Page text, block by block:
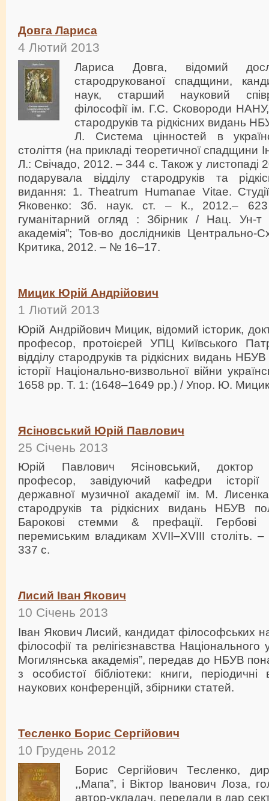
Довга Лариса
4 Лютий 2013
Лариса Довга, відомий
стародрукованої спадщини,
наук, старший науковий
філософії ім. Г.С. Сковороди
стародруків та рідкісних видань
Л. Система цінностей в
століття (на прикладі теоретичної спадщини
Л.: Свічадо, 2012. – 344 с. Також у листопаді
подарувала відділу стародруків та
видання: 1. Theatrum Humanae Vitae.
Яковенко: Зб. наук. ст. – К., 2012.– 623
гуманітарний огляд : Збірник / Нац. Ун-т
академія”; Тов-во дослідників Центрально-
Критика, 2012. – № 16–17.
Мицик Юрій Андрійович
1 Лютий 2013
Юрій Андрійович Мицик, відомий історик,
професор, протоієрей УПЦ Київського
відділу стародруків та рідкісних видань
історії Національно-визвольної війни
1658 рр. Т. 1: (1648–1649 рр.) / Упор. Ю.
Ясіновський Юрій Павлович
25 Січень 2013
Юрій Павлович Ясіновський, доктор
професор, завідуючий кафедри історії
державної музичної академії ім. М.
стародруків та рідкісних видань НБУВ
Барокові стемми & префації. Гербові
перемиським владикам XVII–XVIII століть.
337 с.
Лисий Іван Якович
10 Січень 2013
Іван Якович Лисий, кандидат філософських
філософії та релігієзнавства Національного
Могилянська академія”, передав до НБУВ
з особистої бібліотеки: книги,
наукових конференцій, збірники статей.
Тесленко Борис Сергійович
10 Грудень 2012
Борис Сергійович Тесленко,
,,Мапа”, і Віктор Іванович Лоза,
автор-укладач, передали в дар